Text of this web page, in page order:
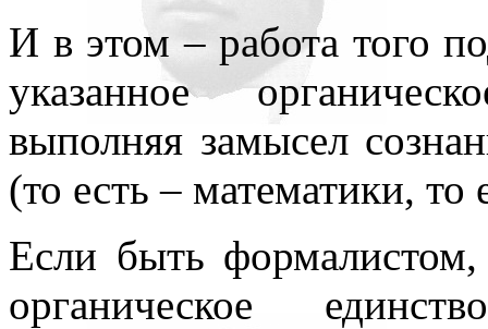
И в этом – работа того
указанное
выполняя замысел
(то есть – математики, то
Если быть
органическое